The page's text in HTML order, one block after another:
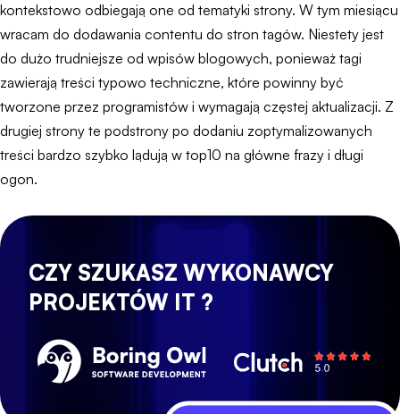
kontekstowo odbiegają one od tematyki strony. W tym miesiącu
wracam do dodawania contentu do stron tagów. Niestety jest
do dużo trudniejsze od wpisów blogowych, ponieważ tagi
zawierają treści typowo techniczne, które powinny być
tworzone przez programistów i wymagają częstej aktualizacji. Z
drugiej strony te podstrony po dodaniu zoptymalizowanych
treści bardzo szybko lądują w top10 na główne frazy i długi
ogon.
CZY SZUKASZ WYKONAWCY
PROJEKTÓW IT ?